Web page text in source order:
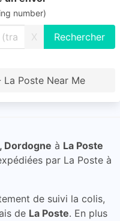
number)
X
Poste Near Me
Dordogne à La Poste
par La Poste à
de suivi la colis,
de La Poste. En plus